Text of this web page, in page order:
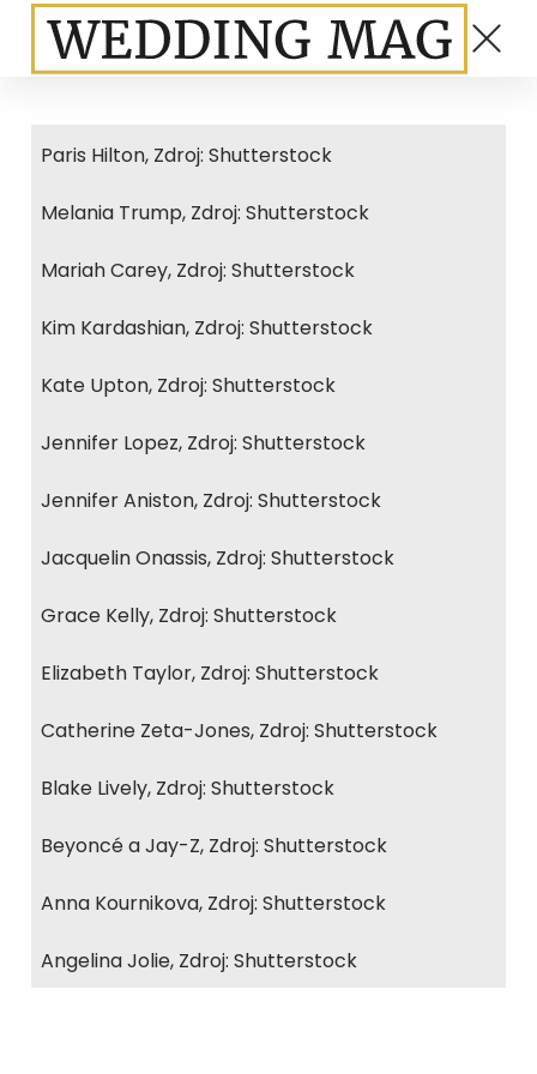
Paris Hilton, Zdroj: Shutterstock
Melania Trump, Zdroj: Shutterstock
Mariah Carey, Zdroj: Shutterstock
Kim Kardashian, Zdroj: Shutterstock
Kate Upton, Zdroj: Shutterstock
Jennifer Lopez, Zdroj: Shutterstock
Jennifer Aniston, Zdroj: Shutterstock
Jacquelin Onassis, Zdroj: Shutterstock
Grace Kelly, Zdroj: Shutterstock
Elizabeth Taylor, Zdroj: Shutterstock
Catherine Zeta-Jones, Zdroj: Shutterstock
Blake Lively, Zdroj: Shutterstock
Beyoncé a Jay-Z, Zdroj: Shutterstock
Anna Kournikova, Zdroj: Shutterstock
Angelina Jolie, Zdroj: Shutterstock